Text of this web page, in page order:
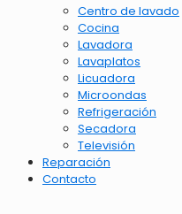
Centro de lavado
Cocina
Lavadora
Lavaplatos
Licuadora
Microondas
Refrigeración
Secadora
Televisión
Reparación
Contacto